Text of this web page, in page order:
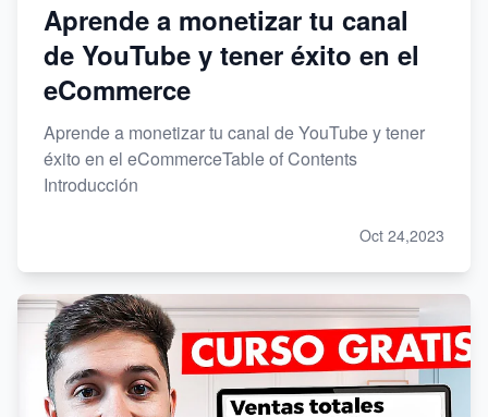
Aprende a monetizar tu canal
de YouTube y tener éxito en el
eCommerce
Aprende a monetizar tu canal de YouTube y tener
éxito en el eCommerceTable of Contents
Introducción
Oct 24,2023